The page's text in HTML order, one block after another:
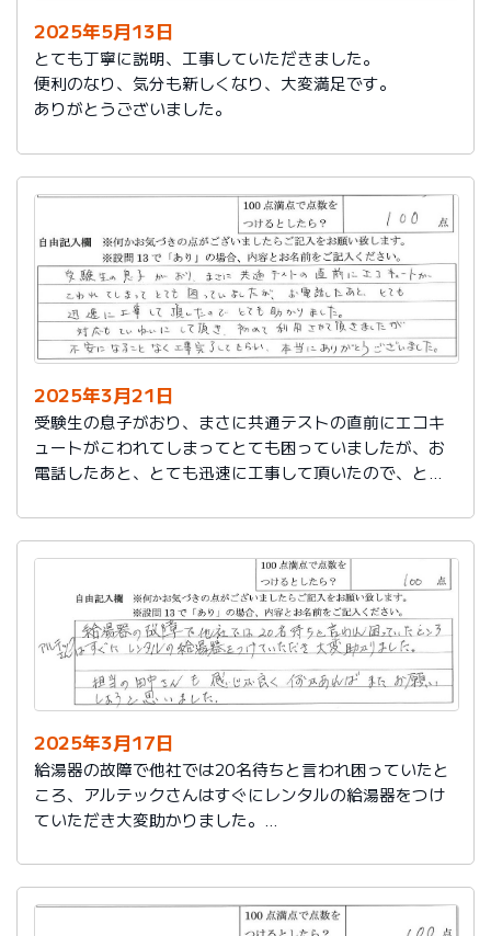
2025年5月13日
とても丁寧に説明、工事していただきました。
便利のなり、気分も新しくなり、大変満足です。
ありがとうございました。
2025年3月21日
受験生の息子がおり、まさに共通テストの直前にエコキ
ュートがこわれてしまってとても困っていましたが、お
電話したあと、とても迅速に工事して頂いたので、とて
対応もていねいして頂き、初めて利用させて頂きました
が不安になることなく工事完了してもらい、本当にあり
2025年3月17日
給湯器の故障で他社では20名待ちと言われ困っていたと
ころ、アルテックさんはすぐにレンタルの給湯器をつけ
ていただき大変助かりました。
うと思いました。